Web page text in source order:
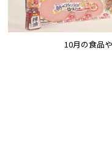
10月の食品